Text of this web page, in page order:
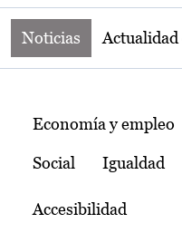
Noticias
Temas
Economía y empleo
Social Igualdad
Accesibilidad